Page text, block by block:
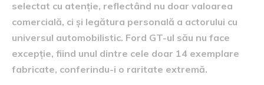
selectat cu atenție, reflectând nu doar valoarea
comercială, ci și legătura personală a actorului cu
universul automobilistic. Ford GT-ul său nu face
excepție, fiind unul dintre cele doar 14 exemplare
fabricate, conferindu-i o raritate extremă.